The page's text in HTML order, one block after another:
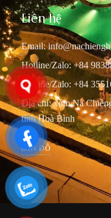
Liên hệ
Email:
Hotline/Zalo: +84
Hotline/Zalo: +84
Địa chỉ: xóm Nà
tỉnh Hoà Bình
BẢN ĐỒ